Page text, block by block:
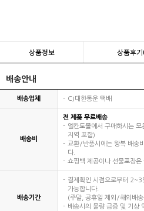
상품정보 상품후기
배송안내
배송업체 CJ대한통운 택배
배송비
전 제품 무료배송
엘칸토몰에서 구매하시는
지역 포함)
교환/반품시에는 왕복 배송
다.
쇼핑백 제공이나 선물포장은
배송기간
결제확인 시점으로부터
가능합니다.
(주말, 공휴일 제외/해외배
배송사의 물량 급증 및 기상